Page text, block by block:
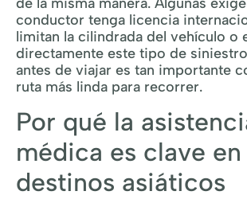
conductor tenga licencia
limitan la cilindrada del vehículo o
directamente este tipo de
antes de viajar es tan importante
ruta más linda para recorrer.
Por qué la
médica es clave en
destinos asiáticos